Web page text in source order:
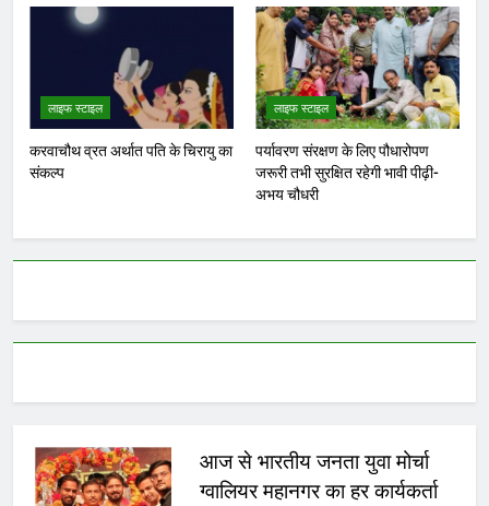
लाइफ स्टाइल
करवाचौथ व्रत अर्थात पति के चिरायु का
संकल्प
लाइफ स्टाइल
पर्यावरण संरक्षण के लिए पौधारोपण
जरूरी तभी सुरक्षित रहेगी भावी पीढ़ी-
अभय चौधरी
आज से भारतीय जनता युवा मोर्चा
ग्वालियर महानगर का हर कार्यकर्ता